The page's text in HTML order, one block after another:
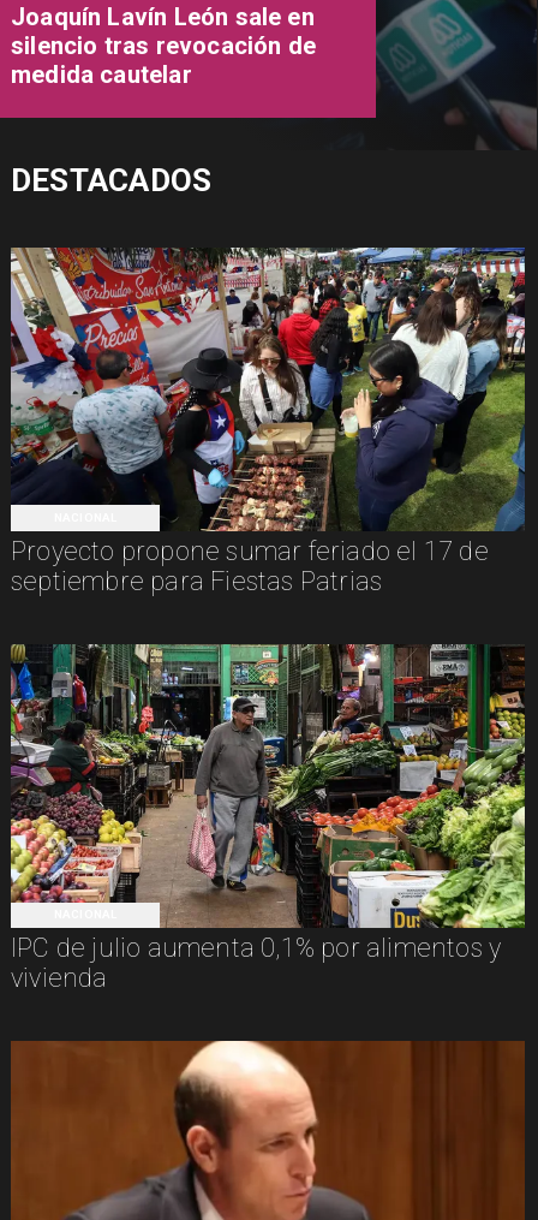
Proyecto propone sumar feriado el 17 de
septiembre para Fiestas Patrias
IPC de julio aumenta 0,1% por alimentos y
vivienda
Joaquín Lavín León sale en
silencio tras revocación de
medida cautelar
DESTACADOS